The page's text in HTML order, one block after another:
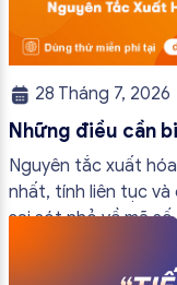
28 Tháng 7, 2026
Những điều cần
đầu ra
Nguyên tắc xuất
nhất, tính liên tục và
sai sót nhỏ về mã
ảnh hưởng đến quá
toán có thể tham